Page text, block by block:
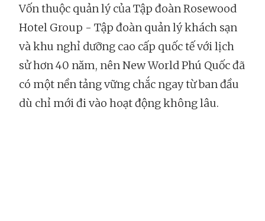
Vốn thuộc quản lý của Tập đoàn Rosewood
Hotel Group - Tập đoàn quản lý khách sạn
và khu nghỉ dưỡng cao cấp quốc tế với lịch
sử hơn 40 năm, nên New World Phú Quốc đã
có một nền tảng vững chắc ngay từ ban đầu
dù chỉ mới đi vào hoạt động không lâu.